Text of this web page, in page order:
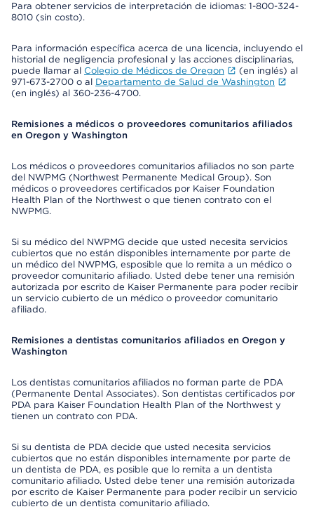
Para obtener servicios de interpretación de idiomas: 1-800-324-
8010 (sin costo).
Para información específica acerca de una licencia, incluyendo el
historial de negligencia profesional y las acciones disciplinarias,
puede llamar al Colegio de Médicos de Oregon
(en inglés) al
971-673-2700 o al Departamento de Salud de Washington
(en inglés) al 360-236-4700.
Remisiones a médicos o proveedores comunitarios afiliados
en Oregon y Washington
Los médicos o proveedores comunitarios afiliados no son parte
del NWPMG (Northwest Permanente Medical Group). Son
médicos o proveedores certificados por Kaiser Foundation
Health Plan of the Northwest o que tienen contrato con el
NWPMG.
Si su médico del NWPMG decide que usted necesita servicios
cubiertos que no están disponibles internamente por parte de
un médico del NWPMG, esposible que lo remita a un médico o
proveedor comunitario afiliado. Usted debe tener una remisión
autorizada por escrito de Kaiser Permanente para poder recibir
un servicio cubierto de un médico o proveedor comunitario
afiliado.
Remisiones a dentistas comunitarios afiliados en Oregon y
Washington
Los dentistas comunitarios afiliados no forman parte de PDA
(Permanente Dental Associates). Son dentistas certificados por
PDA para Kaiser Foundation Health Plan of the Northwest y
tienen un contrato con PDA.
Si su dentista de PDA decide que usted necesita servicios
cubiertos que no están disponibles internamente por parte de
un dentista de PDA, es posible que lo remita a un dentista
comunitario afiliado. Usted debe tener una remisión autorizada
por escrito de Kaiser Permanente para poder recibir un servicio
cubierto de un dentista comunitario afiliado.